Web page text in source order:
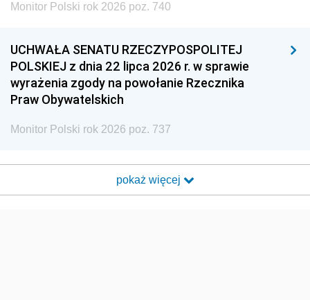
Monitor Polski rok 2026 poz. 740
UCHWAŁA SENATU RZECZYPOSPOLITEJ
POLSKIEJ z dnia 22 lipca 2026 r. w sprawie
wyrażenia zgody na powołanie Rzecznika
Praw Obywatelskich
Monitor Polski rok 2026 poz. 737
pokaż więcej